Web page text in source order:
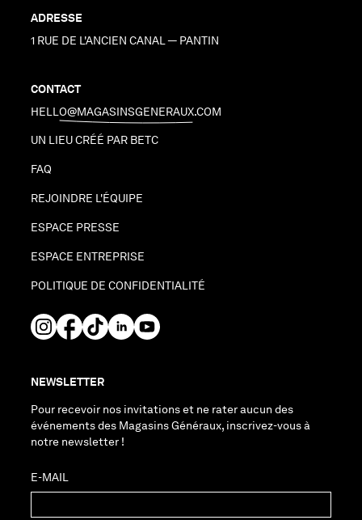
ADRESSE
1 RUE DE L'ANCIEN CANAL — PANTIN
CONTACT
HELLO@MAGASINSGENERAUX.COM
UN LIEU CRÉÉ PAR BETC
FAQ
REJOINDRE L'ÉQUIPE
ESPACE PRESSE
ESPACE ENTREPRISE
POLITIQUE DE CONFIDENTIALITÉ
NEWSLETTER
Pour recevoir nos invitations et ne rater aucun des
événements des Magasins Généraux, inscrivez-vous à
notre newsletter !
E-MAIL